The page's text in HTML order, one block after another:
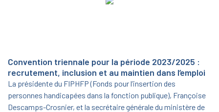
Convention triennale pour la période 2023/2025 :
recrutement, inclusion et au maintien dans l’emploi
La présidente du FIPHFP (Fonds pour l’insertion des
personnes handicapées dans la fonction publique), Françoise
Descamps-Crosnier, et la secrétaire générale du ministère de